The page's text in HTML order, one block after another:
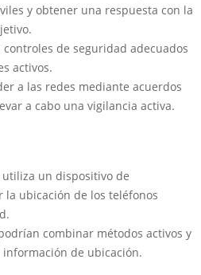
y obtener una respuesta con la
de seguridad adecuados
activos.
a las redes mediante acuerdos
a cabo una vigilancia activa.
utiliza un dispositivo de
ubicación de los teléfonos
combinar métodos activos y
de ubicación.